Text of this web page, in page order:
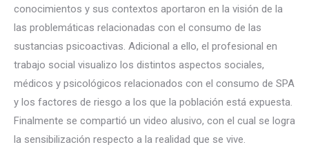
conocimientos y sus contextos aportaron en la visión de la
las problemáticas relacionadas con el consumo de las
sustancias psicoactivas. Adicional a ello, el profesional en
trabajo social visualizo los distintos aspectos sociales,
médicos y psicológicos relacionados con el consumo de SPA
y los factores de riesgo a los que la población está expuesta.
Finalmente se compartió un video alusivo, con el cual se logra
la sensibilización respecto a la realidad que se vive.